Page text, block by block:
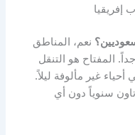
إفريقيا
نعم، المناطق
المفتاح هو التنقل
غير مألوفة ليلاً.
سنوياً دون أي